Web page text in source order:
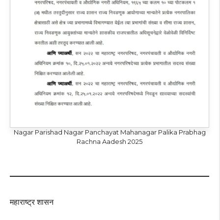
Nagar Parishad Nagar Panchayat Mahanagar Palika Prabhag
Rachna Aadesh 2025
महाराष्ट्र शासन